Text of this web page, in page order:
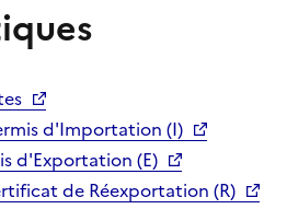
d'Importation (I)
d'Exportation (E)
de Réexportation (R)